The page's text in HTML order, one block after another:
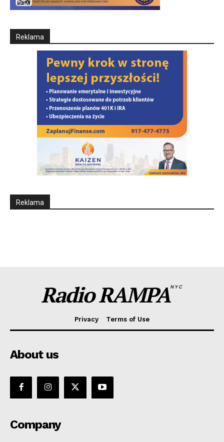
Reklama
Reklama
Radio RAMPANYC
Privacy Terms of Use
About us
Company